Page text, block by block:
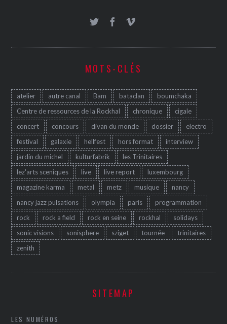
MOTS-CLÉS
atelier autre canal Bam bataclan
boumchaka
Centre de ressources de la Rockhal
chronique
cigale
concert
concours divan du monde dossier
electro
festival
galaxie hellfest hors format
interview
jardin du michel
kulturfabrik
les Trinitaires
lez'arts sceniques
live live report
luxembourg
magazine karma
metal metz musique
nancy
nancy jazz pulsations
olympia paris
programmation
rock
rock a field rock en seine rockhal
solidays
sonic visions
sonisphere sziget tournée
trinitaires
zenith
SITEMAP
LES NUMÉROS